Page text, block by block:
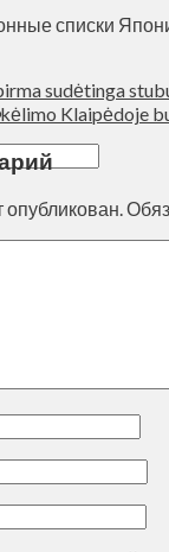
списки
sudėtinga
Klaipėdoje
опубликован.